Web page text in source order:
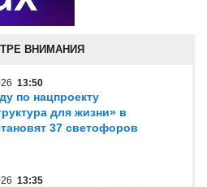
ВНИМАНИЯ
13:50
по нацпроекту
для жизни» в
37 светофоров
13:35